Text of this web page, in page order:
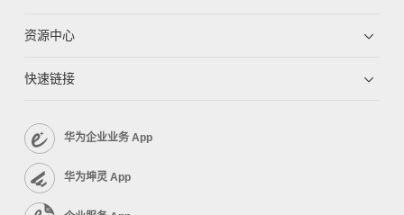
资源中心
快速链接
华为企业业务 App
华为坤灵 App